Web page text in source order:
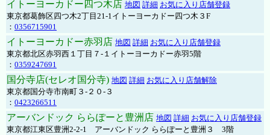
イトーヨーカドー四つ木店 地図 詳細 お気に入り店舗登録
東京都葛飾区四つ木2丁目21-1イトーヨーカドー四つ木３F
： 0356715901
イトーヨーカドー赤羽店 地図 詳細 お気に入り店舗登録
東京都北区赤羽西１丁目７-１イトーヨーカドー赤羽5階
： 0359247691
国分寺店(セレオ国分寺) 地図 詳細 お気に入り店舗解除
東京都国分寺市南町３-２０-３
： 0423266511
アーバンドック ららぽーと豊洲店 地図 詳細 お気に入り店舗登録
東京都江東区豊洲2-2-1 アーバンドック ららぽーと豊洲３ 3階